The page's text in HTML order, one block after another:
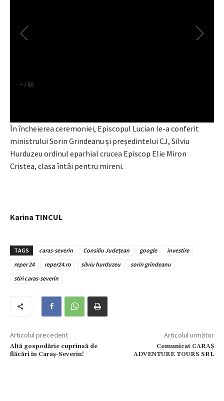
– / 50
În încheierea ceremoniei, Episcopul Lucian le-a conferit
ministrului Sorin Grindeanu și președintelui CJ, Silviu
Hurduzeu ordinul eparhial crucea Episcop Elie Miron
Cristea, clasa întâi pentru mireni.
Karina TINCUL
TAGS caras-severin Consiliu Județean google
investire
reper 24
reper24.ro silviu hurduzeu
sorin grindeanu
stiri caras-severin
Articolul precedent
Altă gospodărie cuprinsă de
flăcări în Caraș-Severin!
Articolul următor
Comunicat CARAȘ
ADVENTURE TOURS SRL